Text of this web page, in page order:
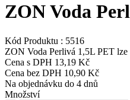
ZON Voda
Kód Produktu : 5516
ZON Voda Perlivá 1,5L PET lze
Cena s DPH 13,19 Kč
Cena bez DPH 10,90 Kč
Na objednávku do 4 dnů
Množství